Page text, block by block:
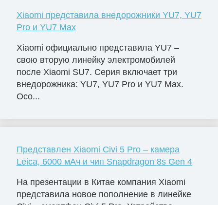
Xiaomi представила внедорожники YU7, YU7
Pro и YU7 Max
Xiaomi официально представила YU7 –
свою вторую линейку электромобилей
после Xiaomi SU7. Серия включает три
внедорожника: YU7, YU7 Pro и YU7 Max.
Осо...
Представлен Xiaomi Civi 5 Pro – камера
Leica, 6000 мАч и чип Snapdragon 8s Gen 4
На презентации в Китае компания Xiaomi
представила новое пополнение в линейке